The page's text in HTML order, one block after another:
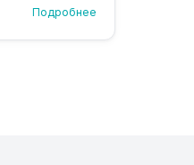
Подробнее